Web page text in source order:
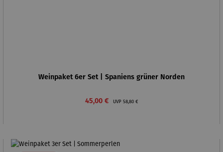
Weinpaket 6er Set | Spaniens grüner Norden
Verkaufspreis:
45,00 € UVP Regulärer Preis:
58,80 €